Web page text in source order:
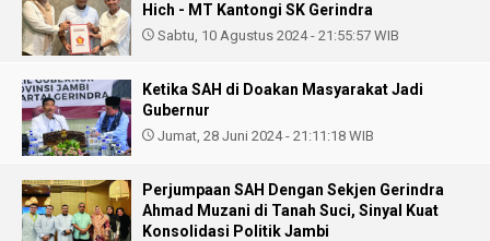
Hich - MT Kantongi SK Gerindra
Sabtu, 10 Agustus 2024 - 21:55:57 WIB
Ketika SAH di Doakan Masyarakat Jadi
Gubernur
Jumat, 28 Juni 2024 - 21:11:18 WIB
Perjumpaan SAH Dengan Sekjen Gerindra
Ahmad Muzani di Tanah Suci, Sinyal Kuat
Konsolidasi Politik Jambi